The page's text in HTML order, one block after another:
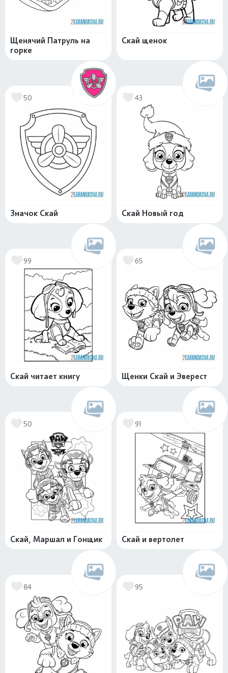
Щенячий Патруль на
горке
Скай щенок
50
Значок Скай
43
Скай Новый год
99
Скай читает книгу
65
Щенки Скай и Эверест
50
Скай, Маршал и Гонщик
91
Скай и вертолет
84 95